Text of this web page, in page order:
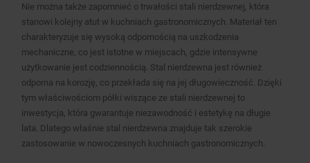
Nie można także zapomnieć o trwałości stali nierdzewnej, która
stanowi kolejny atut w kuchniach gastronomicznych. Materiał ten
charakteryzuje się wysoką odpornością na uszkodzenia
mechaniczne, co jest istotne w miejscach, gdzie intensywne
użytkowanie jest codziennością. Stal nierdzewna jest również
odporna na korozję, co przekłada się na jej długowieczność. Dzięki
tym właściwościom półki wiszące ze stali nierdzewnej to
inwestycja, która gwarantuje niezawodność i estetykę na długie
lata. Dlatego właśnie stal nierdzewna znajduje tak szerokie
zastosowanie w nowoczesnych kuchniach gastronomicznych.